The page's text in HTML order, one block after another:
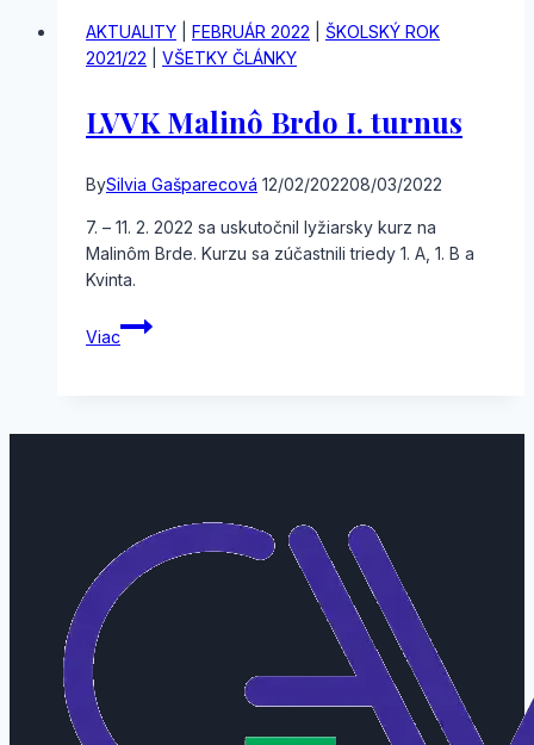
AKTUALITY FEBRUÁR 2022
ŠKOLSKÝ ROK
2021/22
VŠETKY ČLÁNKY
LVVK Malinô Brdo I. turnus
BySilvia Gašparecová 12/02/202208/03/2022
7. – 11. 2. 2022 sa uskutočnil lyžiarsky kurz na
Malinôm Brde. Kurzu sa zúčastnili triedy 1. A, 1. B a
Kvinta.
Viac
LVVK
Malinô